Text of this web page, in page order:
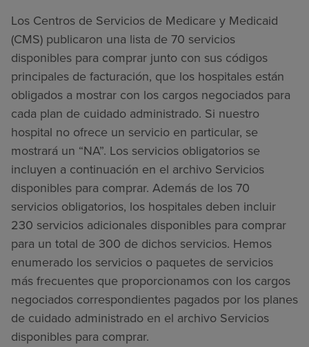
Los Centros de Servicios de Medicare y Medicaid
(CMS) publicaron una lista de 70 servicios
disponibles para comprar junto con sus códigos
principales de facturación, que los hospitales están
obligados a mostrar con los cargos negociados para
cada plan de cuidado administrado. Si nuestro
hospital no ofrece un servicio en particular, se
mostrará un “NA”. Los servicios obligatorios se
incluyen a continuación en el archivo Servicios
disponibles para comprar. Además de los 70
servicios obligatorios, los hospitales deben incluir
230 servicios adicionales disponibles para comprar
para un total de 300 de dichos servicios. Hemos
enumerado los servicios o paquetes de servicios
más frecuentes que proporcionamos con los cargos
negociados correspondientes pagados por los planes
de cuidado administrado en el archivo Servicios
disponibles para comprar.